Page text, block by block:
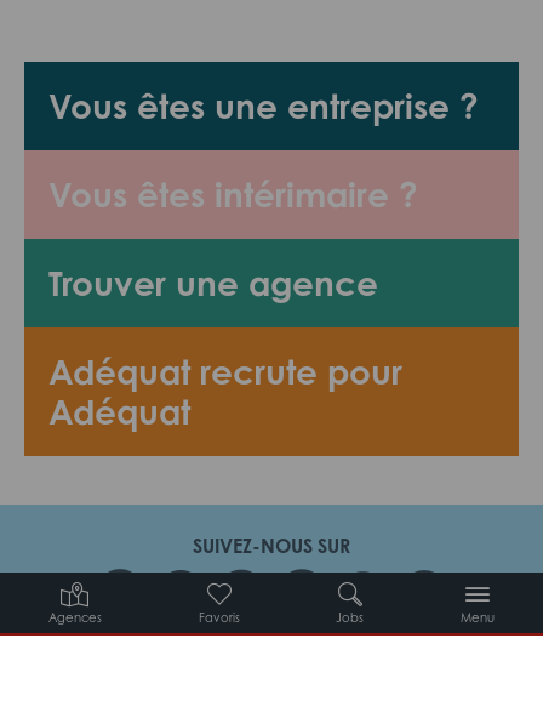
Agences Favoris Jobs Menu
Vous êtes une entreprise ?
Vous êtes intérimaire ?
Trouver une agence
Adéquat recrute pour
Adéquat
SUIVEZ-NOUS SUR